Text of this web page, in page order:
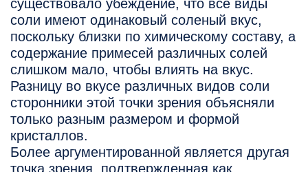
существовало убеждение, что все виды
соли имеют одинаковый соленый вкус,
поскольку близки по химическому составу, а
содержание примесей различных солей
слишком мало, чтобы влиять на вкус.
Разницу во вкусе различных видов соли
сторонники этой точки зрения объясняли
только разным размером и формой
кристаллов.
Более аргументированной является другая
точка зрения, подтвержденная как